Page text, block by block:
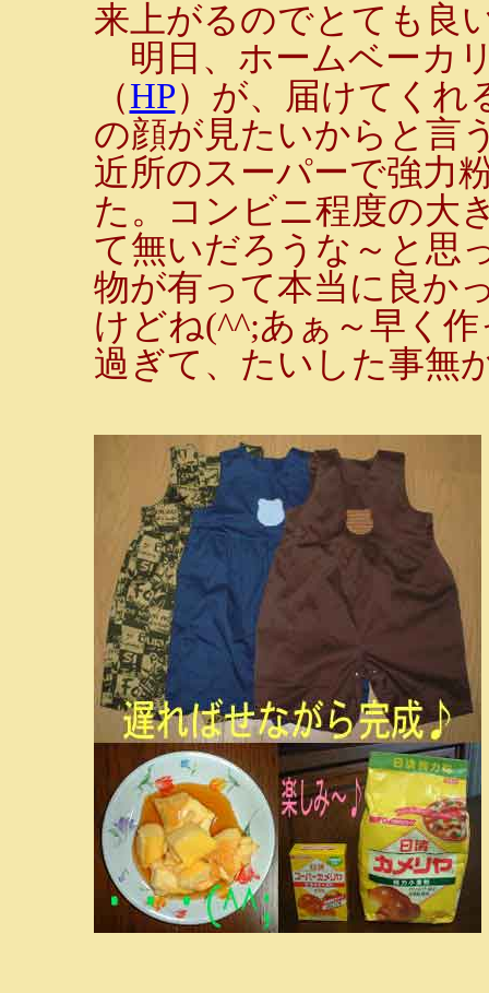
来上がるのでとても良
明日、ホームベーカ
（HP）が、届けてくれ
の顔が見たいからと言
近所のスーパーで強力
た。コンビニ程度の大
て無いだろうな～と思
物が有って本当に良か
けどね(^^;あぁ～早く
過ぎて、たいした事無